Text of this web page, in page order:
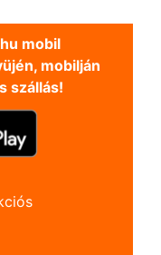
mobil
mobilján
szállás!